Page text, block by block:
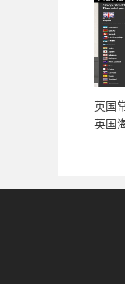
英国
英国